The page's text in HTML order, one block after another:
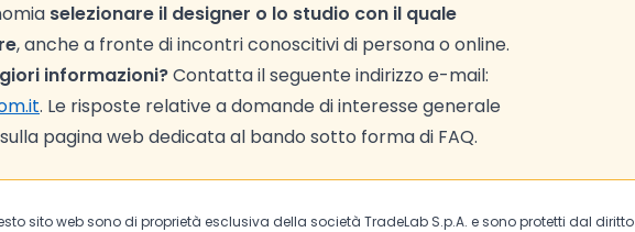
selezionare il designer o lo studio con il quale
, anche a fronte di incontri conoscitivi di persona o online.
informazioni?Contatta il seguente indirizzo e-mail:
. Le risposte relative a domande di interesse generale
pagina web dedicata al bando sotto forma di FAQ.
sito web sono di proprietà esclusiva della società TradeLab S.p.A. e sono protetti dal diritto